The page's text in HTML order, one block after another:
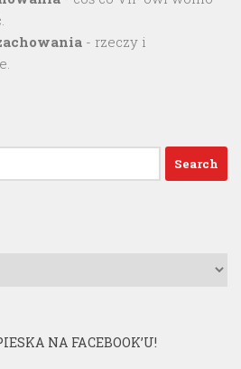
- rzeczy i
NA FACEBOOK’U!